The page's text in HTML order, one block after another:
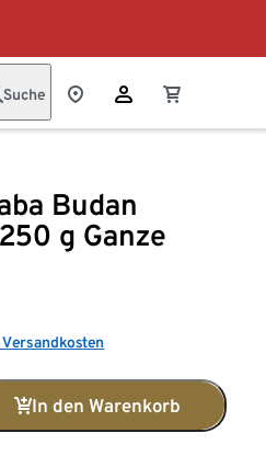
Suche
Budan
g Ganze
In den Warenkorb